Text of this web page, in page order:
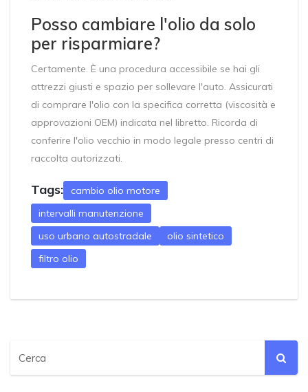
Posso cambiare l'olio da solo
per risparmiare?
Certamente. È una procedura accessibile se hai gli
attrezzi giusti e spazio per sollevare l'auto. Assicurati
di comprare l'olio con la specifica corretta (viscosità e
approvazioni OEM) indicata nel libretto. Ricorda di
conferire l'olio vecchio in modo legale presso centri di
raccolta autorizzati.
Tags:
cambio olio motore
intervalli manutenzione
uso urbano autostradale
olio sintetico
filtro olio